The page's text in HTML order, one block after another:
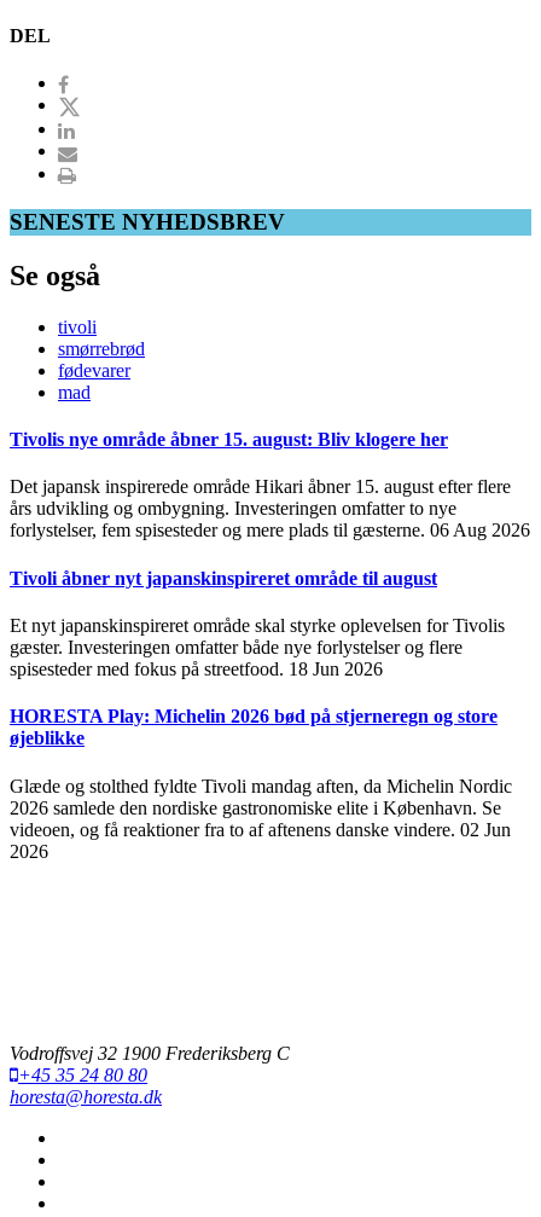
DEL
SENESTE NYHEDSBREV
Se også
tivoli
smørrebrød
fødevarer
mad
Tivolis nye område åbner 15. august: Bliv klogere her
Det japansk inspirerede område Hikari åbner 15. august efter flere
års udvikling og ombygning. Investeringen omfatter to nye
forlystelser, fem spisesteder og mere plads til gæsterne. 06 Aug 2026
Tivoli åbner nyt japanskinspireret område til august
Et nyt japanskinspireret område skal styrke oplevelsen for Tivolis
gæster. Investeringen omfatter både nye forlystelser og flere
spisesteder med fokus på streetfood. 18 Jun 2026
HORESTA Play: Michelin 2026 bød på stjerneregn og store
øjeblikke
Glæde og stolthed fyldte Tivoli mandag aften, da Michelin Nordic
2026 samlede den nordiske gastronomiske elite i København. Se
videoen, og få reaktioner fra to af aftenens danske vindere. 02 Jun
2026
Vodroffsvej 32 1900 Frederiksberg C
+45 35 24 80 80
horesta@horesta.dk